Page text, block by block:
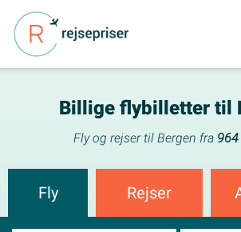
Billige flybilletter til
Fly og rejser til Bergen fra
Fly Rejser